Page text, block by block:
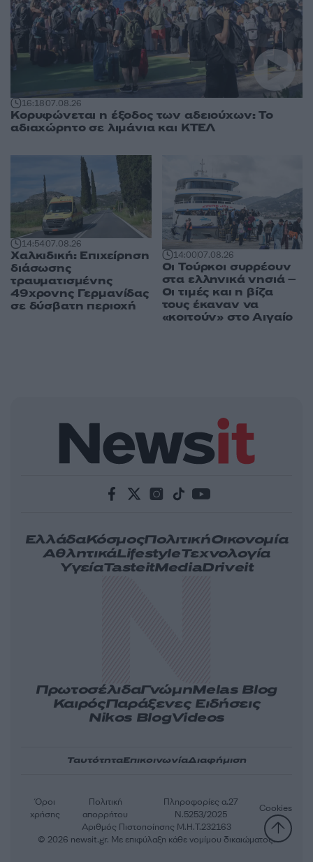
16:1807.08.26
Κορυφώνεται η έξοδος των αδειούχων: Το
αδιαχώρητο σε λιμάνια και ΚΤΕΛ
14:5407.08.26
Χαλκιδική: Επιχείρηση
διάσωσης
τραυματισμένης
49χρονης Γερμανίδας
σε δύσβατη περιοχή
14:0007.08.26
Οι Τούρκοι συρρέουν
στα ελληνικά νησιά –
Οι τιμές και η βίζα
τους έκαναν να
«κοιτούν» στο Αιγαίο
ΕλλάδαΚόσμοςΠολιτικήΟικονομία
ΑθλητικάLifestyleΤεχνολογία
ΥγείαTasteitMediaDriveit
ΠρωτοσέλιδαΓνώμηMelas Blog
ΚαιρόςΠαράξενες Ειδήσεις
Nikos BlogVideos
ΤαυτότηταΕπικοινωνίαΔιαφήμιση
Αριθμός Πιστοποίησης Μ.Η.Τ.232163
Όροι
χρήσης
Πολιτική
απορρήτου
Πληροφορίες α.27
Ν.5253/2025
Cookies
© 2026 newsit.gr. Με επιφύλαξη κάθε νομίμου δικαιώματος.